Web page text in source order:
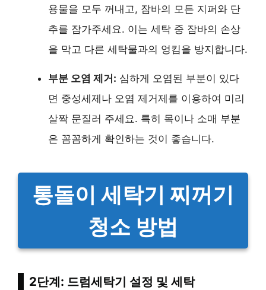
용물을 모두 꺼내고, 잠바의 모든 지퍼와 단
추를 잠가주세요. 이는 세탁 중 잠바의 손상
을 막고 다른 세탁물과의 엉킴을 방지합니다.
부분 오염 제거: 심하게 오염된 부분이 있다
면 중성세제나 오염 제거제를 이용하여 미리
살짝 문질러 주세요. 특히 목이나 소매 부분
은 꼼꼼하게 확인하는 것이 좋습니다.
통돌이 세탁기 찌꺼기
청소 방법
2단계: 드럼세탁기 설정 및 세탁